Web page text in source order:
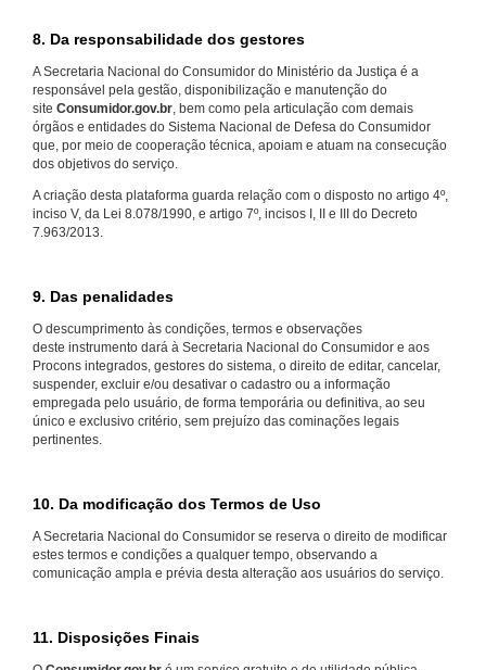
8. Da responsabilidade dos gestores
A Secretaria Nacional do Consumidor do Ministério da Justiça é a
responsável pela gestão, disponibilização e manutenção do
site Consumidor.gov.br, bem como pela articulação com demais
órgãos e entidades do Sistema Nacional de Defesa do Consumidor
que, por meio de cooperação técnica, apoiam e atuam na consecução
dos objetivos do serviço.
A criação desta plataforma guarda relação com o disposto no artigo 4º,
inciso V, da Lei 8.078/1990, e artigo 7º, incisos I, II e III do Decreto
7.963/2013.
9. Das penalidades
O descumprimento às condições, termos e observações
deste instrumento dará à Secretaria Nacional do Consumidor e aos
Procons integrados, gestores do sistema, o direito de editar, cancelar,
suspender, excluir e/ou desativar o cadastro ou a informação
empregada pelo usuário, de forma temporária ou definitiva, ao seu
único e exclusivo critério, sem prejuízo das cominações legais
pertinentes.
10. Da modificação dos Termos de Uso
A Secretaria Nacional do Consumidor se reserva o direito de modificar
estes termos e condições a qualquer tempo, observando a
comunicação ampla e prévia desta alteração aos usuários do serviço.
11. Disposições Finais